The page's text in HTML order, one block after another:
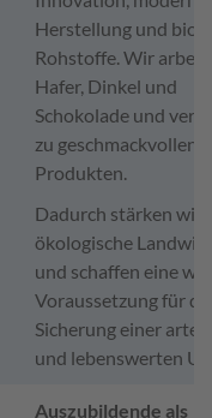
Herstellung und
Rohstoffe. Wir
Hafer, Dinkel und
Schokolade und
zu geschmackvollen
Produkten.
Dadurch stärken wir
ökologische
und schaffen eine
Voraussetzung für
Sicherung einer
und lebenswerten
Auszubildende als